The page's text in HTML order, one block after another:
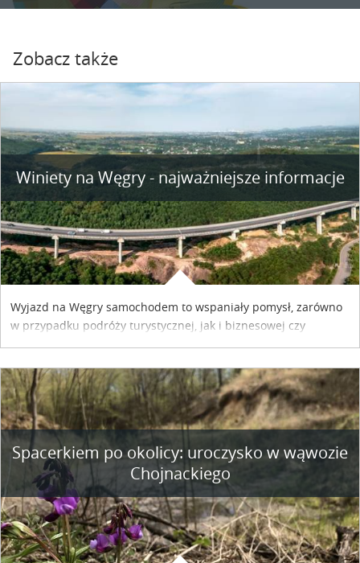
Zobacz także
Winiety na Węgry - najważniejsze informacje
Wyjazd na Węgry samochodem to wspaniały pomysł, zarówno
w przypadku podróży turystycznej, jak i biznesowej czy
służbowej. Pamiętać tylko trzeba o wykupieniu winiety, co
współpracy reklamowej z Hungary Vignette.
Spacerkiem po okolicy: uroczysko w wąwozie
Chojnackiego